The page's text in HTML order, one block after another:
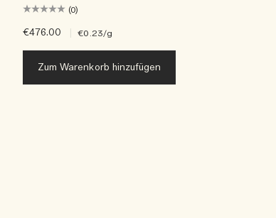
(0)
€476.00 €0.23/g
Zum Warenkorb hinzufügen